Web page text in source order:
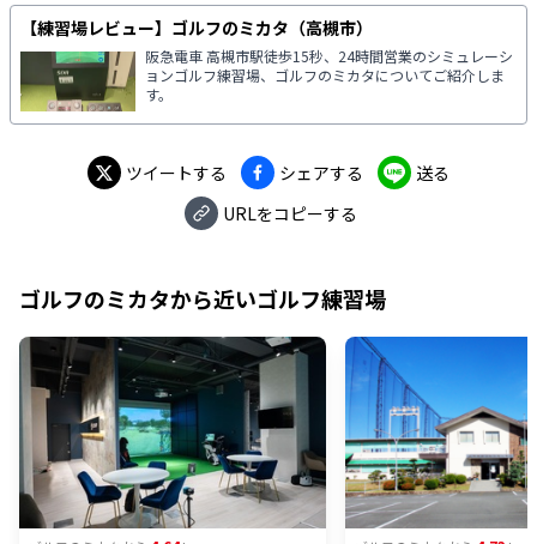
【練習場レビュー】ゴルフのミカタ（高槻市）
阪急電車 高槻市駅徒歩15秒、24時間営業のシミュレーシ
ョンゴルフ練習場、ゴルフのミカタについてご紹介しま
す。
ツイートする シェアする
送る
URLをコピーする
ゴルフのミカタから近いゴルフ練習場